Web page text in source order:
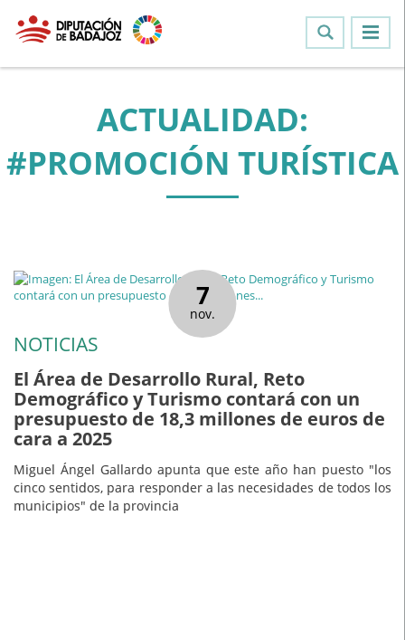
ACTUALIDAD:
#PROMOCIÓN TURÍSTICA
7
nov.
NOTICIAS
El Área de Desarrollo Rural, Reto
Demográfico y Turismo contará con un
presupuesto de 18,3 millones de euros de
cara a 2025
Miguel Ángel Gallardo apunta que este año han puesto "los
cinco sentidos, para responder a las necesidades de todos los
municipios" de la provincia